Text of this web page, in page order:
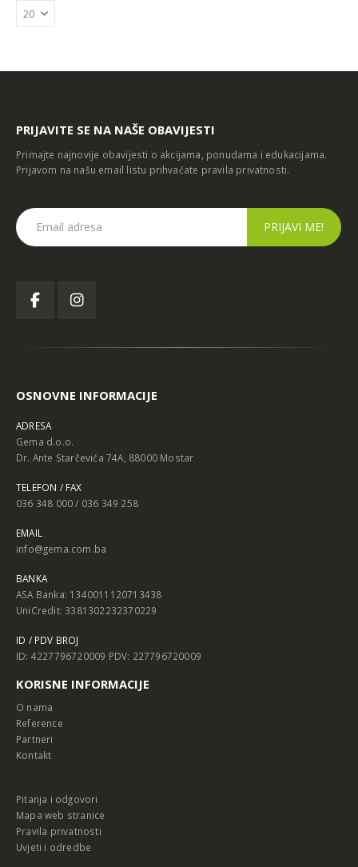
3d printer Formlabs Form 4b
Evetric Flow Evetric Flow
PRIJAVITE SE NA NAŠE OBAVIJESTI
Primajte najnovije obavijesti o akcijama, ponudama i edukacijama.
Prijavom na našu email listu prihvaćate pravila privatnosti.
OSNOVNE INFORMACIJE
ADRESA
Gema d.o.o.
Dr. Ante Starčevića 74A, 88000 Mostar
TELEFON / FAX
036 348 000 / 036 349 258
EMAIL
info@gema.com.ba
BANKA
ASA Banka: 1340011120713438
UniCredit: 3381302232370229
ID / PDV BROJ
ID: 4227796720009 PDV: 227796720009
KORISNE INFORMACIJE
O nama
Reference
Partneri
Kontakt
Pitanja i odgovori
Mapa web stranice
Pravila privatnosti
Uvjeti i odredbe